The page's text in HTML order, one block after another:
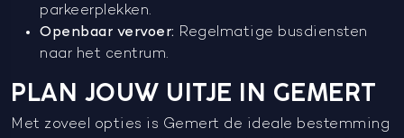
parkeerplekken.
Openbaar vervoer: Regelmatige busdiensten
naar het centrum.
PLAN JOUW UITJE IN GEMERT
Met zoveel opties is Gemert de ideale bestemming